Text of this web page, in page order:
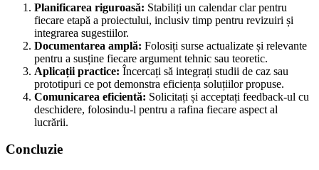
Planificarea riguroasă: Stabiliți un calendar clar pentru
fiecare etapă a proiectului, inclusiv timp pentru revizuiri și
integrarea sugestiilor.
Documentarea amplă: Folosiți surse actualizate și relevante
pentru a susține fiecare argument tehnic sau teoretic.
Aplicații practice: Încercați să integrați studii de caz sau
prototipuri ce pot demonstra eficiența soluțiilor propuse.
Comunicarea eficientă: Solicitați și acceptați feedback-ul cu
deschidere, folosindu-l pentru a rafina fiecare aspect al
lucrării.
Concluzie